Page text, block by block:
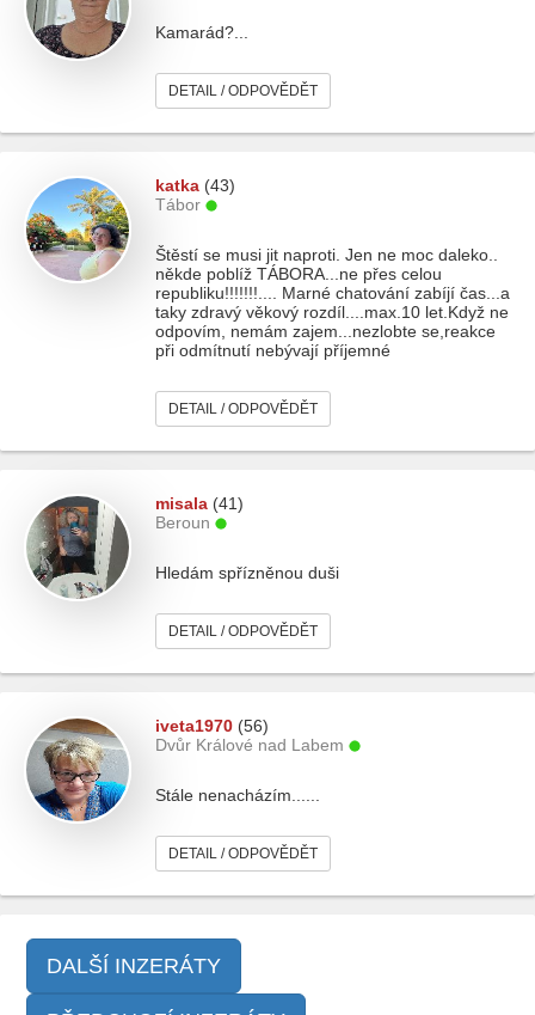
Kamarád?...
DETAIL / ODPOVĚDĚT
katka (43)
Tábor
Štěstí se musi jit naproti. Jen ne moc daleko..
někde poblíž TÁBORA...ne přes celou
republiku!!!!!!!.... Marné chatování zabíjí čas...a
taky zdravý věkový rozdíl....max.10 let.Když ne
odpovím, nemám zajem...nezlobte se,reakce
při odmítnutí nebývají příjemné
DETAIL / ODPOVĚDĚT
misala (41)
Beroun
Hledám spřízněnou duši
DETAIL / ODPOVĚDĚT
iveta1970 (56)
Dvůr Králové nad Labem
Stále nenacházím......
DETAIL / ODPOVĚDĚT
DALŠÍ INZERÁTY